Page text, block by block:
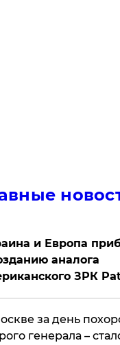
и Европа
аналога
ЗРК
за день
генерала –